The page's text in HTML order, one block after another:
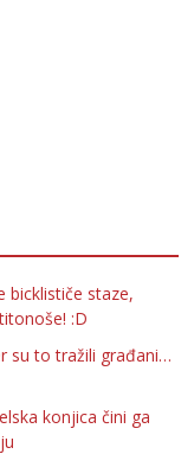
bicklističe staze,
:D
su to tražili građani…
konjica čini ga